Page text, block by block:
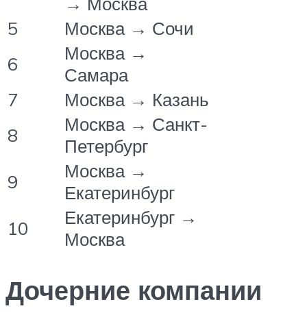
5
Москва → Сочи
6
Москва →
Самара
7
Москва → Казань
8
Москва → Санкт-
Петербург
9
Москва →
Екатеринбург
10
Екатеринбург →
Москва
Дочерние компании